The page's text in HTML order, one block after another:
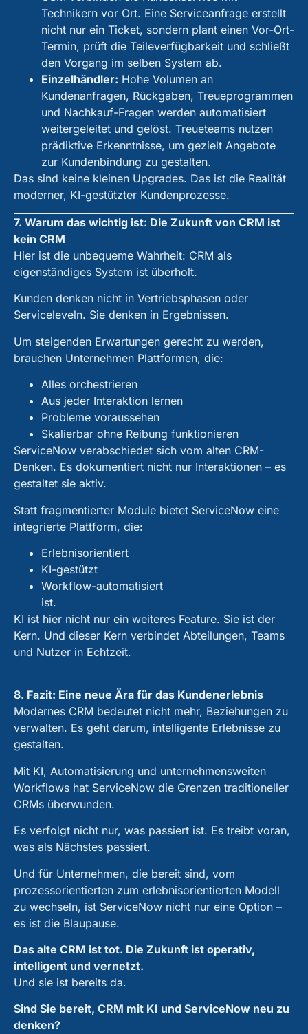
Technikern vor Ort. Eine Serviceanfrage erstellt
nicht nur ein Ticket, sondern plant einen Vor-Ort-
Termin, prüft die Teileverfügbarkeit und schließt
den Vorgang im selben System ab.
Einzelhändler: Hohe Volumen an
Kundenanfragen, Rückgaben, Treueprogrammen
und Nachkauf-Fragen werden automatisiert
weitergeleitet und gelöst. Treueteams nutzen
prädiktive Erkenntnisse, um gezielt Angebote
zur Kundenbindung zu gestalten.
Das sind keine kleinen Upgrades. Das ist die Realität
moderner, KI-gestützter Kundenprozesse.
7. Warum das wichtig ist: Die Zukunft von CRM ist
kein CRM
Hier ist die unbequeme Wahrheit: CRM als
eigenständiges System ist überholt.
Kunden denken nicht in Vertriebsphasen oder
Serviceleveln. Sie denken in Ergebnissen.
Um steigenden Erwartungen gerecht zu werden,
brauchen Unternehmen Plattformen, die:
Alles orchestrieren
Aus jeder Interaktion lernen
Probleme voraussehen
Skalierbar ohne Reibung funktionieren
ServiceNow verabschiedet sich vom alten CRM-
Denken. Es dokumentiert nicht nur Interaktionen – es
gestaltet sie aktiv.
Statt fragmentierter Module bietet ServiceNow eine
integrierte Plattform, die:
Erlebnisorientiert
KI-gestützt
Workflow-automatisiert
ist.
KI ist hier nicht nur ein weiteres Feature. Sie ist der
Kern. Und dieser Kern verbindet Abteilungen, Teams
und Nutzer in Echtzeit.
8. Fazit: Eine neue Ära für das Kundenerlebnis
Modernes CRM bedeutet nicht mehr, Beziehungen zu
verwalten. Es geht darum, intelligente Erlebnisse zu
gestalten.
Mit KI, Automatisierung und unternehmensweiten
Workflows hat ServiceNow die Grenzen traditioneller
CRMs überwunden.
Es verfolgt nicht nur, was passiert ist. Es treibt voran,
was als Nächstes passiert.
Und für Unternehmen, die bereit sind, vom
prozessorientierten zum erlebnisorientierten Modell
zu wechseln, ist ServiceNow nicht nur eine Option –
es ist die Blaupause.
Das alte CRM ist tot. Die Zukunft ist operativ,
intelligent und vernetzt.
Und sie ist bereits da.
Sind Sie bereit, CRM mit KI und ServiceNow neu zu
denken?